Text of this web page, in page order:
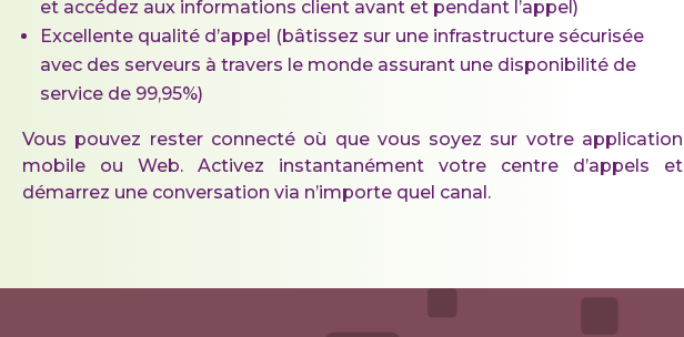
et accédez aux informations client avant et pendant l’appel)
Excellente qualité d’appel (bâtissez sur une infrastructure sécurisée
avec des serveurs à travers le monde assurant une disponibilité de
service de 99,95%)
Vous pouvez rester connecté où que vous soyez sur votre application
mobile ou Web. Activez instantanément votre centre d’appels et
démarrez une conversation via n’importe quel canal.